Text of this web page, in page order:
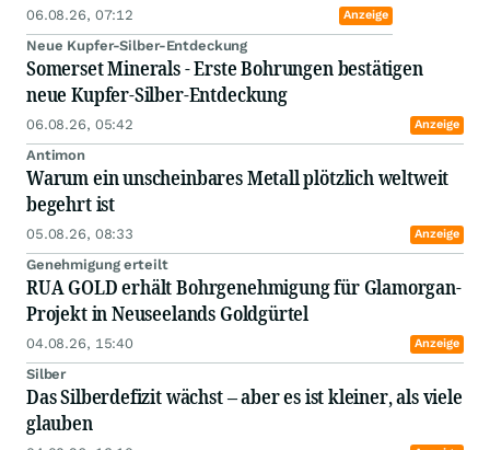
06.08.26, 07:12 Anzeige
Neue Kupfer-Silber-Entdeckung
Somerset Minerals - Erste Bohrungen bestätigen
neue Kupfer-Silber-Entdeckung
06.08.26, 05:42 Anzeige
Antimon
Warum ein unscheinbares Metall plötzlich weltweit
begehrt ist
05.08.26, 08:33 Anzeige
Genehmigung erteilt
RUA GOLD erhält Bohrgenehmigung für Glamorgan-
Projekt in Neuseelands Goldgürtel
04.08.26, 15:40 Anzeige
Silber
Das Silberdefizit wächst – aber es ist kleiner, als viele
glauben